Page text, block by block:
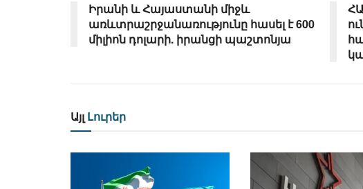
Իրանի և Հայաստանի միջև
առևտրաշրջանառությունը հասել է 600
միլիոն դոլարի. իրանցի պաշտոնյա
Այլ Լուրեր